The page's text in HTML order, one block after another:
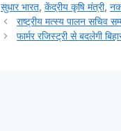
सुधार भारत, केंद्रीय कृषि मंत्री,
राष्ट्रीय मत्स्य पालन सचिव
फार्मर रजिस्ट्री से बदलेगी